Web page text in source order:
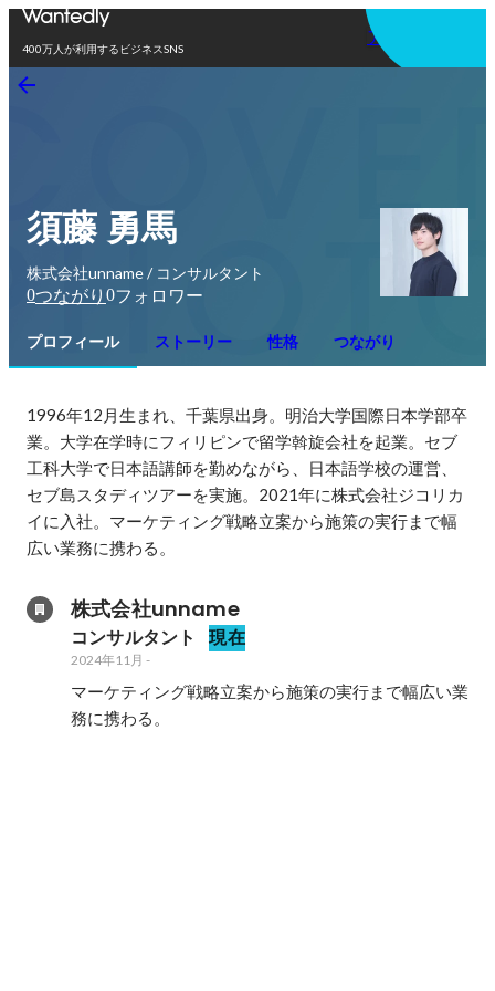
400万人が利用するビジネスSNS
アプリを使う
須藤 勇馬
株式会社unname / コンサルタント
0つながり 0フォロワー
プロフィール ストーリー 性格 つながり
1996年12月生まれ、千葉県出身。明治大学国際日本学部卒
業。大学在学時にフィリピンで留学斡旋会社を起業。セブ
工科大学で日本語講師を勤めながら、日本語学校の運営、
セブ島スタディツアーを実施。2021年に株式会社ジコリカ
イに入社。マーケティング戦略立案から施策の実行まで幅
広い業務に携わる。
株式会社unname
コンサルタント 現在
2024年11月 -
マーケティング戦略立案から施策の実行まで幅広い業
務に携わる。